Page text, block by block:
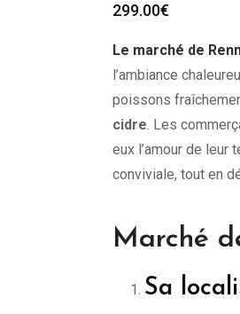
299.00€
Le marché de
l’ambiance
poissons
cidre. Les
eux l’amour de leur
conviviale, tout en
Marché
Sa